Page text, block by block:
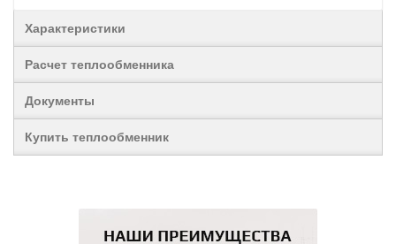
Характеристики
Расчет теплообменника
Документы
Купить теплообменник